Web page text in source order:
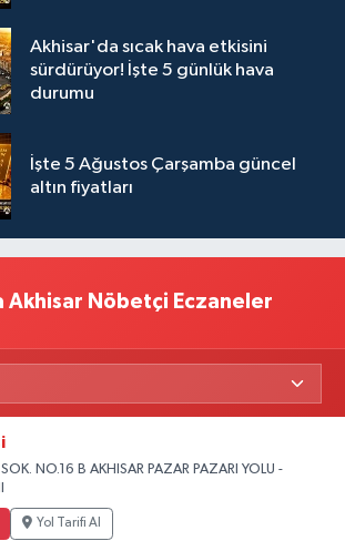
Akhisar'da sıcak hava etkisini
sürdürüyor! İşte 5 günlük hava
durumu
İşte 5 Ağustos Çarşamba güncel
altın fiyatları
Akhisar Nöbetçi Eczaneler
NO.16 B AKHISAR PAZAR PAZARI YOLU -
Yol Tarifi Al